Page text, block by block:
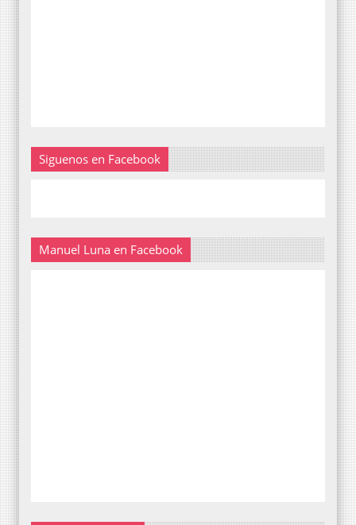
Siguenos en Facebook
Manuel Luna en Facebook